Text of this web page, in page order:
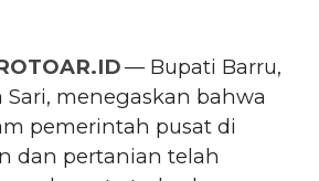
— Bupati Barru,
menegaskan bahwa
pemerintah pusat di
dan pertanian telah